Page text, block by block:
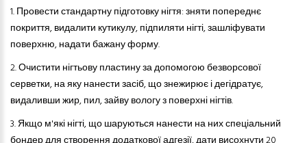
1. Провести стандартну підготовку нігтя: зняти попереднє
покриття, видалити кутикулу, підпиляти нігті, зашліфувати
поверхню, надати бажану форму.
2.Очистити нігтьову пластину за допомогою безворсової
серветки, на яку нанести засіб, що знежирює і дегідратує,
видаливши жир, пил, зайву вологу з поверхні нігтів.
3.Якщо м'які нігті, що шаруються нанести на них спеціальний